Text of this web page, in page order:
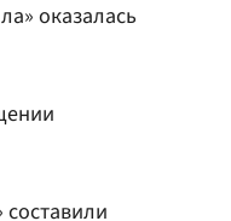
оказалась